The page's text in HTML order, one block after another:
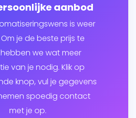
aanbod
is weer
je de beste prijs te
we wat meer
van je nodig. Klik op
knop, vul je gegevens
spoedig contact
met je op.